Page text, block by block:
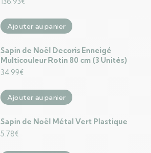
Ajouter au panier
Sapin de Noël Decoris Enneigé
Multicouleur Rotin 80 cm (3 Unités)
34.99€
Ajouter au panier
Sapin de Noël Métal Vert Plastique
5.78€